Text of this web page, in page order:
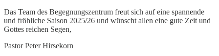
Das Team des Begegnungszentrum freut sich auf eine spannende
und fröhliche Saison 2025/26 und wünscht allen eine gute Zeit und
Gottes reichen Segen,
Pastor Peter Hirsekorn